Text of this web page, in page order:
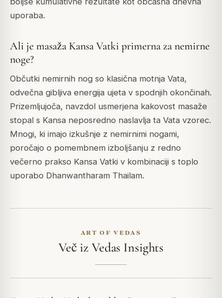
uporaba.
Ali je masaža Kansa Vatki primerna za nemirne
noge?
Občutki nemirnih nog so klasična motnja Vata,
odvečna gibljiva energija ujeta v spodnjih okončinah.
Prizemljujoča, navzdol usmerjena kakovost masaže
stopal s Kansa neposredno naslavlja ta Vata vzorec.
Mnogi, ki imajo izkušnje z nemirnimi nogami,
poročajo o pomembnem izboljšanju z redno
večerno prakso Kansa Vatki v kombinaciji s toplo
uporabo Dhanwantharam Thailam.
ART OF VEDAS
Več iz Vedas Insights